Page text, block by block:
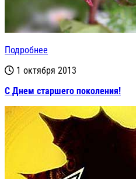
Подробнее
1 октября 2013
С Днем старшего поколения!